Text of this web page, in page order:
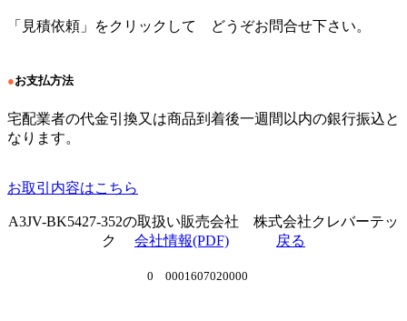
「見積依頼」をクリックして どうぞお問合せ下さい。
●お支払方法
宅配業者の代金引換又は商品到着後一週間以内の銀行振込と
なります。
お取引内容はこちら
A3JV-BK5427-352の取扱い販売会社 株式会社クレバーテッ
ク 会社情報(PDF) 戻る
0 0001607020000